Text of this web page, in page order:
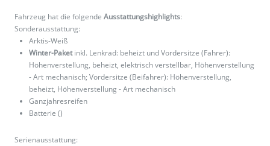
Fahrzeug hat die folgende Ausstattungshighlights:
Sonderausstattung:
Arktis-Weiß
Winter-Paketinkl. Lenkrad: beheizt und Vordersitze (Fahrer):
Höhenverstellung, beheizt, elektrisch verstellbar, Höhenverstellung
- Art mechanisch; Vordersitze (Beifahrer): Höhenverstellung,
beheizt, Höhenverstellung - Art mechanisch
Ganzjahresreifen
Batterie ()
Serienausstattung: